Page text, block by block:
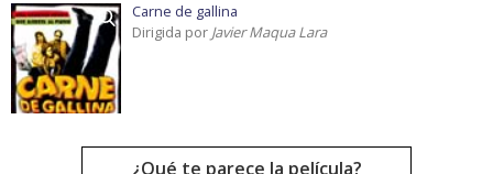
Carne de gallina
Dirigida por Javier Maqua Lara
¿Qué te parece la película?